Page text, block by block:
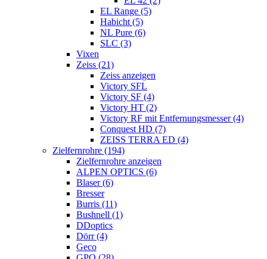
EL Range (5)
Habicht (5)
NL Pure (6)
SLC (3)
Vixen
Zeiss (21)
Zeiss anzeigen
Victory SFL
Victory SF (4)
Victory HT (2)
Victory RF mit Entfernungsmesser (4)
Conquest HD (7)
ZEISS TERRA ED (4)
Zielfernrohre (194)
Zielfernrohre anzeigen
ALPEN OPTICS (6)
Blaser (6)
Bresser
Burris (11)
Bushnell (1)
DDoptics
Dörr (4)
Geco